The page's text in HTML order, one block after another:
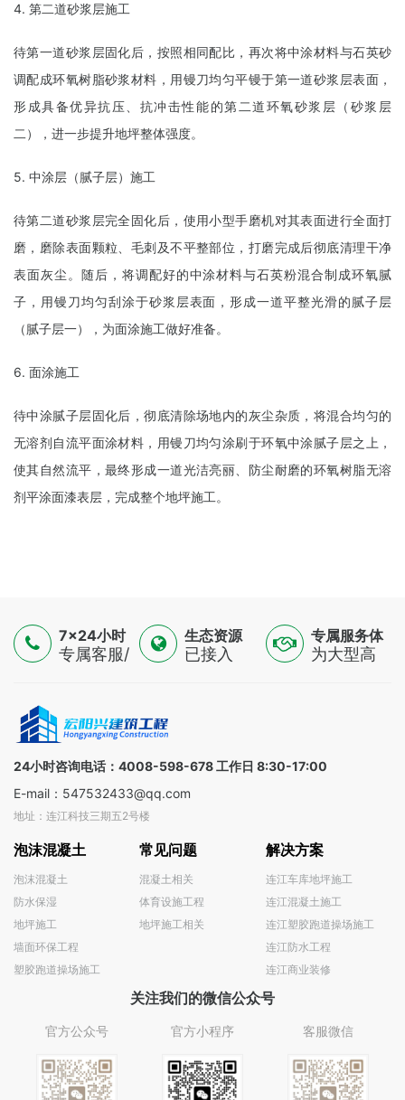
4. 第二道砂浆层施工
待第一道砂浆层固化后，按照相同配比，再次将中涂材料与石英砂
调配成环氧树脂砂浆材料，用镘刀均匀平镘于第一道砂浆层表面，
形成具备优异抗压、抗冲击性能的第二道环氧砂浆层（砂浆层
二），进一步提升地坪整体强度。
5. 中涂层（腻子层）施工
待第二道砂浆层完全固化后，使用小型手磨机对其表面进行全面打
磨，磨除表面颗粒、毛刺及不平整部位，打磨完成后彻底清理干净
表面灰尘。随后，将调配好的中涂材料与石英粉混合制成环氧腻
子，用镘刀均匀刮涂于砂浆层表面，形成一道平整光滑的腻子层
（腻子层一），为面涂施工做好准备。
6. 面涂施工
待中涂腻子层固化后，彻底清除场地内的灰尘杂质，将混合均匀的
无溶剂自流平面涂材料，用镘刀均匀涂刷于环氧中涂腻子层之上，
使其自然流平，最终形成一道光洁亮丽、防尘耐磨的环氧树脂无溶
剂平涂面漆表层，完成整个地坪施工。
7×24小时
服务
专属客服/
三线支持
生态资源
已接入
专属服务体
验
为大型高
24小时咨询电话：4008-598-678 工作日 8:30-17:00
E-mail：547532433@qq.com
地址：连江科技三期五2号楼
泡沫混凝土
泡沫混凝土
防水保湿
地坪施工
墙面环保工程
塑胶跑道操场施工
常见问题
混凝土相关
体育设施工程
地坪施工相关
解决方案
连江车库地坪施工
连江混凝土施工
连江塑胶跑道操场施工
连江防水工程
连江商业装修
关注我们的微信公众号
官方公众号 官方小程序 客服微信